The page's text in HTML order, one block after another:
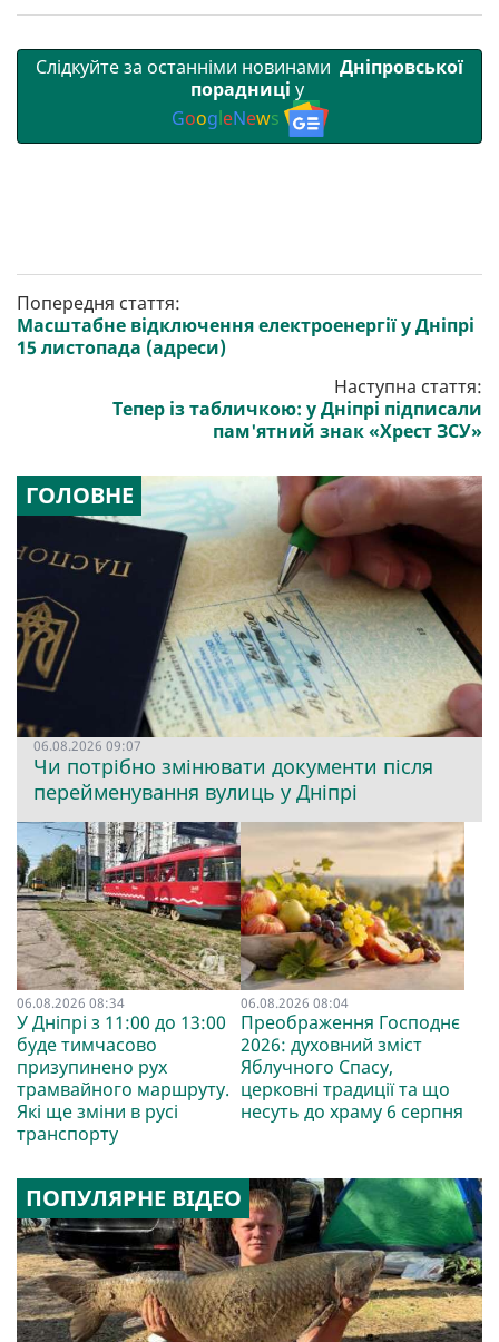
Слідкуйте за останніми новинами Дніпровської
порадниці у
GoogleNews
Попередня стаття:
Масштабне відключення електроенергії у Дніпрі
15 листопада (адреси)
Наступна стаття:
Тепер із табличкою: у Дніпрі підписали
пам'ятний знак «Хрест ЗСУ»
ГОЛОВНЕ
06.08.2026 09:07
Чи потрібно змінювати документи після
перейменування вулиць у Дніпрі
06.08.2026 08:34
У Дніпрі з 11:00 до 13:00
буде тимчасово
призупинено рух
трамвайного маршруту.
Які ще зміни в русі
транспорту
06.08.2026 08:04
Преображення Господнє
2026: духовний зміст
Яблучного Спасу,
церковні традиції та що
несуть до храму 6 серпня
ПОПУЛЯРНЕ ВІДЕО